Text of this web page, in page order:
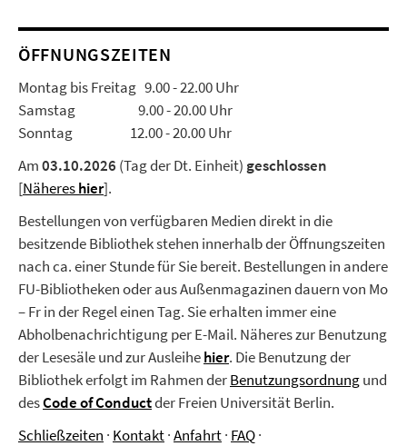
ÖFFNUNGSZEITEN
Montag bis Freitag 9.00 - 22.00 Uhr
Samstag 9.00 - 20.00 Uhr
Sonntag 12.00 - 20.00 Uhr
Am03.10.2026 (Tag der Dt. Einheit) geschlossen
[Nähereshier].
Bestellungen von verfügbaren Medien direkt in die
besitzende Bibliothek stehen innerhalb der Öffnungszeiten
nach ca. einer Stunde für Sie bereit. Bestellungen in andere
FU-Bibliotheken oder aus Außenmagazinen dauern von Mo
– Fr in der Regel einen Tag. Sie erhalten immer eine
Abholbenachrichtigung per E-Mail. Näheres zur Benutzung
der Lesesäle und zur Ausleihehier. Die Benutzung der
Bibliothek erfolgt im Rahmen derBenutzungsordnungund
desCode of Conductder Freien Universität Berlin.
Schließzeiten · Kontakt·Anfahrt· FAQ·